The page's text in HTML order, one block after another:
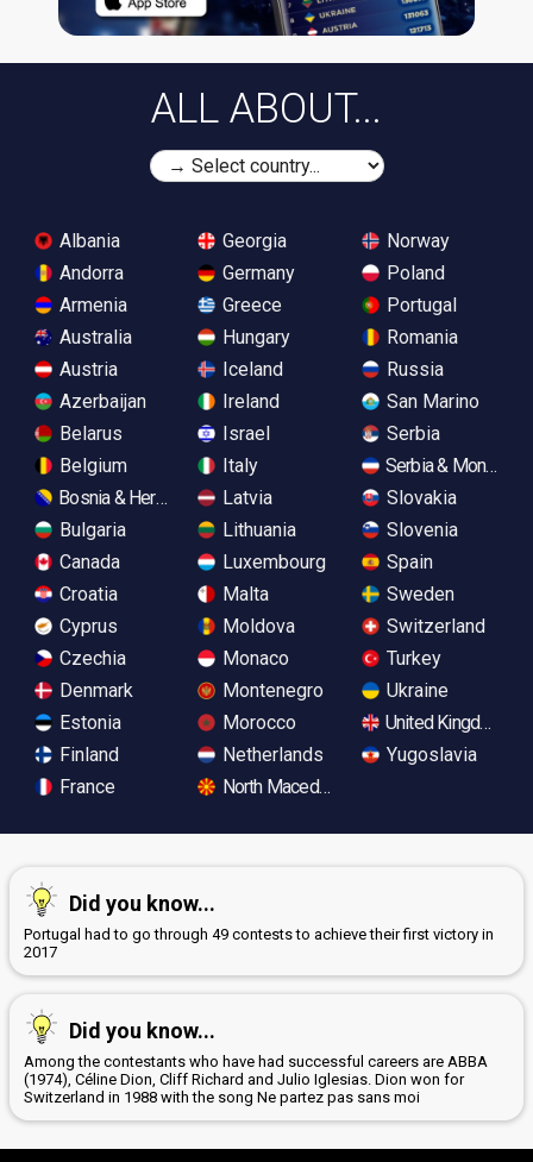
ALL ABOUT...
Albania
Andorra
Armenia
Australia
Austria
Azerbaijan
Belarus
Belgium
Bosnia & Herzegovina
Bulgaria
Canada
Croatia
Cyprus
Czechia
Denmark
Estonia
Finland
France
Georgia
Germany
Greece
Hungary
Iceland
Ireland
Israel
Italy
Latvia
Lithuania
Luxembourg
Malta
Moldova
Monaco
Montenegro
Morocco
Netherlands
North Macedonia
Norway
Poland
Portugal
Romania
Russia
San Marino
Serbia
Serbia &
Slovakia
Slovenia
Spain
Sweden
Switzerland
Turkey
Ukraine
United Kingdom
Yugoslavia
Did you know...
Portugal had to go through 49 contests to achieve their first victory in
2017
Did you know...
Among the contestants who have had successful careers are ABBA
(1974), Céline Dion, Cliff Richard and Julio Iglesias. Dion won for
Switzerland in 1988 with the song Ne partez pas sans moi